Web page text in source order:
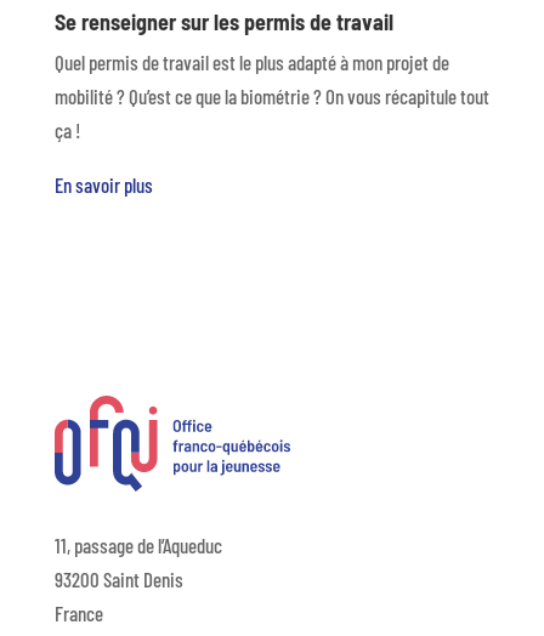
Se renseigner sur les permis de travail
Quel permis de travail est le plus adapté à mon projet de
mobilité ? Qu’est ce que la biométrie ? On vous récapitule tout
ça !
En savoir plus
11, passage de l’Aqueduc
93200 Saint Denis
France